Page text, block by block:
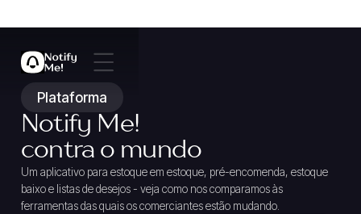
Plataforma
Notify Me!
contra o mundo
Um aplicativo para estoque em estoque, pré-encomenda, estoque
baixo e listas de desejos - veja como nos comparamos às
ferramentas das quais os comerciantes estão mudando.